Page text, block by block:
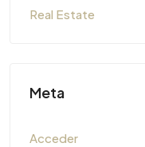
Real Estate
Meta
Acceder